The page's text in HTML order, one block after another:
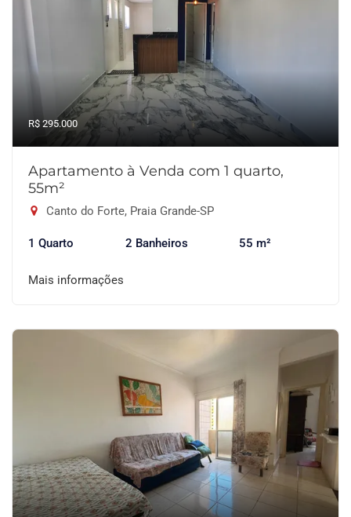
R$ 295.000
Apartamento à Venda com 1 quarto,
55m²
Canto do Forte, Praia Grande-SP
1 Quarto 2 Banheiros 55 m²
Mais informações